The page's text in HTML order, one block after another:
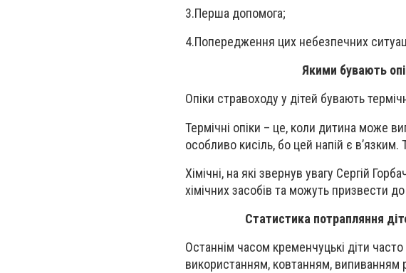
3.Перша допомога;
4.Попередження цих небезпечних
Якими бувають
Опіки стравоходу у дітей бувають
Термічні опіки – це, коли дитина може
особливо кисіль, бо цей напій є
Хімічні, на які звернув увагу Сергій
хімічних засобів та можуть призвести
Статистика потрапляння
Останнім часом кременчуцькі діти
використанням, ковтанням, випиванням